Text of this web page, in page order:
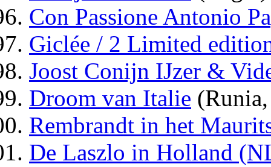
Con Passione Antonio
Giclée / 2 Limited
Joost Conijn IJzer &
Droom van Italie
Rembrandt in het
De Laszlo in Holland